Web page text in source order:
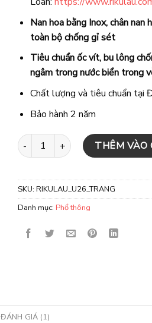
Nan hoa bằng Inox, chân nan
toàn bộ chống gỉ sét
Tiêu chuẩn ốc vít, bu lông
ngâm trong nước biển trong
Chất lượng và tiêu chuẩn tại
Bảo hành 2 năm
Xe đạp địa hình RIKULAU U26 -
THÊM VÀO
SKU: RIKULAU_U26_TRANG
Danh mục: Phổ thông
ĐÁNH GIÁ (1)